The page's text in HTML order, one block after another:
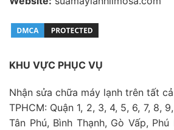
KHU VỰC PHỤC VỤ
Nhận sửa chữa máy lạnh trên tất
TPHCM: Quận 1, 2, 3, 4, 5, 6, 7, 8,
Tân Phú, Bình Thạnh, Gò Vấp, Phú